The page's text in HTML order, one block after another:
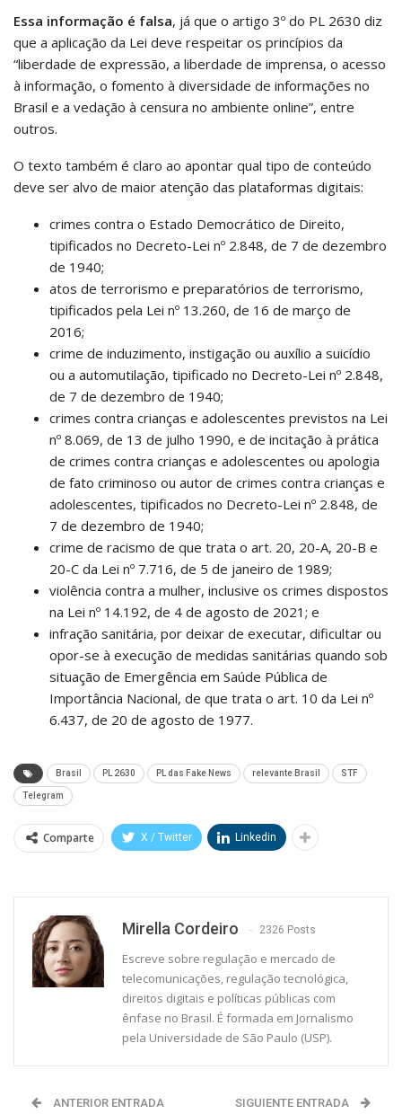
Essa informação é falsa, já que o artigo 3º do PL 2630 diz
que a aplicação da Lei deve respeitar os princípios da
“liberdade de expressão, a liberdade de imprensa, o acesso
à informação, o fomento à diversidade de informações no
Brasil e a vedação à censura no ambiente online”, entre
outros.
O texto também é claro ao apontar qual tipo de conteúdo
deve ser alvo de maior atenção das plataformas digitais:
crimes contra o Estado Democrático de Direito,
tipificados no Decreto-Lei nº 2.848, de 7 de dezembro
de 1940;
atos de terrorismo e preparatórios de terrorismo,
tipificados pela Lei nº 13.260, de 16 de março de
2016;
crime de induzimento, instigação ou auxílio a suicídio
ou a automutilação, tipificado no Decreto-Lei nº 2.848,
de 7 de dezembro de 1940;
crimes contra crianças e adolescentes previstos na Lei
nº 8.069, de 13 de julho 1990, e de incitação à prática
de crimes contra crianças e adolescentes ou apologia
de fato criminoso ou autor de crimes contra crianças e
adolescentes, tipificados no Decreto-Lei nº 2.848, de
7 de dezembro de 1940;
crime de racismo de que trata o art. 20, 20-A, 20-B e
20-C da Lei nº 7.716, de 5 de janeiro de 1989;
violência contra a mulher, inclusive os crimes dispostos
na Lei nº 14.192, de 4 de agosto de 2021; e
infração sanitária, por deixar de executar, dificultar ou
opor-se à execução de medidas sanitárias quando sob
situação de Emergência em Saúde Pública de
Importância Nacional, de que trata o art. 10 da Lei nº
6.437, de 20 de agosto de 1977.
Brasil PL 2630 PL das Fake News relevante Brasil STF
Telegram
Comparte X / Twitter Linkedin
Mirella Cordeiro 2326 Posts
Escreve sobre regulação e mercado de
telecomunicações, regulação tecnológica,
direitos digitais e políticas públicas com
ênfase no Brasil. É formada em Jornalismo
pela Universidade de São Paulo (USP).
ANTERIOR ENTRADA SIGUIENTE ENTRADA